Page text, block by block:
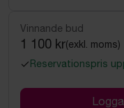
Vinnande bud
1 100 kr(exkl. moms)
Reservationspris